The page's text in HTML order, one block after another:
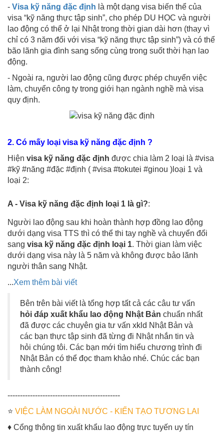
- Visa kỹ năng đặc định là một dạng visa biến thể của
visa “kỹ năng thực tập sinh”, cho phép DU HỌC và người
lao động có thể ở lại Nhật trong thời gian dài hơn (thay vì
chỉ có 3 năm đối với visa “kỹ năng thực tập sinh”) và có thể
bão lãnh gia đình sang sống cùng trong suốt thời hạn lao
động.
- Ngoài ra, người lao động cũng được phép chuyển việc
làm, chuyển công ty trong giới hạn ngành nghề mà visa
quy định.
2. Có mấy loại visa kỹ năng đặc định ?
Hiện visa kỹ năng đặc định được chia làm 2 loại là #visa
#kỹ #năng #đặc #định ( #visa #tokutei #ginou )loại 1 và
loại 2:
A - Visa kỹ năng đặc định loại 1 là gì?:
Người lao động sau khi hoàn thành hợp đồng lao động
dưới dạng visa TTS thì có thể thi tay nghề và chuyển đổi
sang visa kỹ năng đặc định loại 1. Thời gian làm việc
dưới dạng visa này là 5 năm và không được bảo lãnh
người thân sang Nhật.
...Xem thêm bài viết
Bên trên bài viết là tổng hợp tất cả các câu tư vấn
hỏi đáp xuất khẩu lao động Nhật Bản chuẩn nhất
đã được các chuyên gia tư vấn xkld Nhật Bản và
các bạn thực tập sinh đã từng đi Nhật nhắn tin và
hỏi chúng tôi. Các bạn mới tìm hiểu chương trình đi
Nhật Bản có thể đọc tham khảo nhé. Chúc các bạn
thành công!
---------------------------------------------
⭐ VIỆC LÀM NGOÀI NƯỚC - KIẾN TẠO TƯƠNG LAI
♦ Cổng thông tin xuất khẩu lao động trực tuyến uy tín